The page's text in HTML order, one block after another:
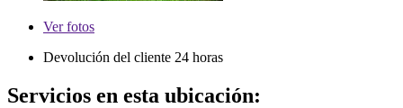
Verfotos
Devolución del cliente 24 horas
Servicios en esta ubicación: